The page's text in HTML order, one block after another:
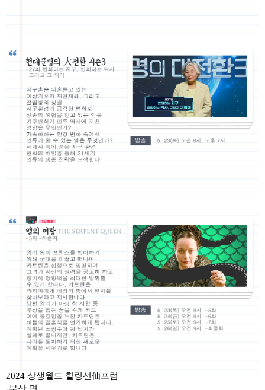
2024 상생월드 힐링선仙포럼